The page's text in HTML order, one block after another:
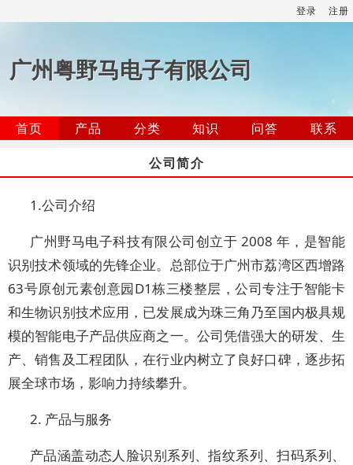
登录 注册
广州粤野马电子有限公司
首页 产品 分类 知识 问答
联系
公司简介
1.公司介绍
广州野马电子科技有限公司创立于 2008 年，是智能
识别技术领域的先锋企业。总部位于广州市荔湾区西增路
63号原创元素创意园D1栋三楼整层，公司专注于智能卡
和生物识别技术应用，已发展成为珠三角乃至国内极具规
模的智能电子产品供应商之一。公司凭借强大的研发、生
产、销售及工程团队，在行业内树立了良好口碑，逐步拓
展全球市场，影响力持续攀升。
2. 产品与服务
产品涵盖动态人脸识别系列、指纹系列、扫码系列、